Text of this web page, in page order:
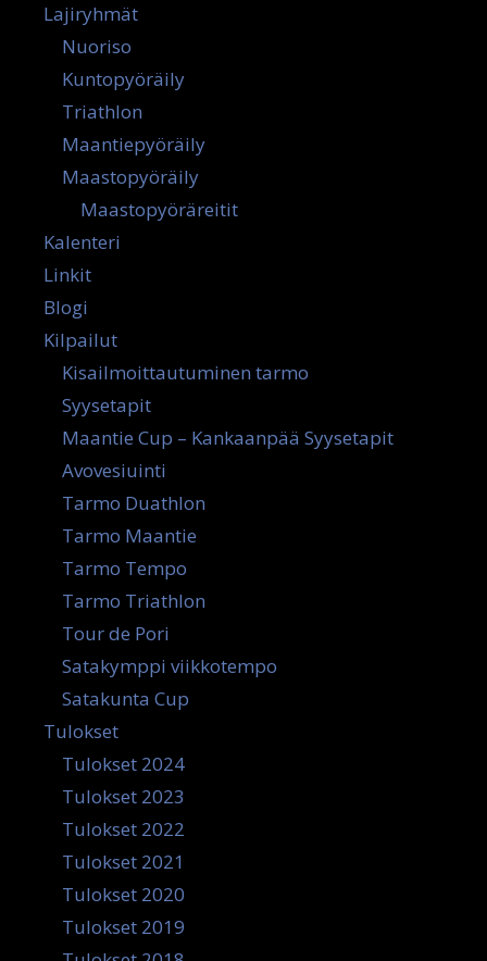
Lajiryhmät
Nuoriso
Kuntopyöräily
Triathlon
Maantiepyöräily
Maastopyöräily
Maastopyöräreitit
Kalenteri
Linkit
Blogi
Kilpailut
Kisailmoittautuminen tarmo
Syysetapit
Maantie Cup – Kankaanpää Syysetapit
Avovesiuinti
Tarmo Duathlon
Tarmo Maantie
Tarmo Tempo
Tarmo Triathlon
Tour de Pori
Satakymppi viikkotempo
Satakunta Cup
Tulokset
Tulokset 2024
Tulokset 2023
Tulokset 2022
Tulokset 2021
Tulokset 2020
Tulokset 2019